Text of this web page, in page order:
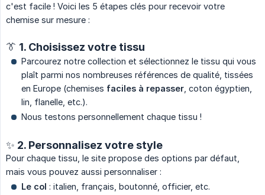
c'est facile ! Voici les 5 étapes clés pour recevoir votre
chemise sur mesure :
👔 1. Choisissez votre tissu
Parcourez notre collection et sélectionnez le tissu qui vous
plaît parmi nos nombreuses références de qualité, tissées
en Europe (chemises faciles à repasser , coton égyptien,
lin, flanelle, etc.).
Nous testons personnellement chaque tissu !
✨ 2. Personnalisez votre style
Pour chaque tissu, le site propose des options par défaut,
mais vous pouvez aussi personnaliser :
Le col : italien, français, boutonné, officier, etc.